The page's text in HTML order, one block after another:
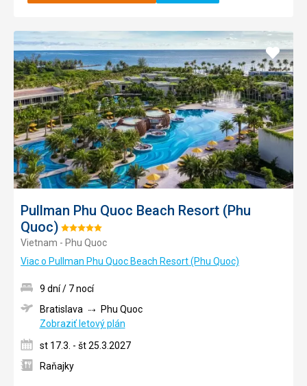
Pullman Phu Quoc Beach Resort (Phu
Quoc) Hodnotenie:
5/5
Vietnam - Phu Quoc
Viac o Pullman Phu Quoc Beach Resort (Phu Quoc)
Pridať
do
9 dní / 7 nocí
Bratislava
Phu Quoc
Zobraziť letový plán
st 17.3. - št 25.3.2027
Raňajky